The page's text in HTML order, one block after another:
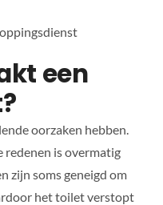
een
oorzaken hebben.
redenen is overmatig
zijn soms geneigd om
het toilet verstopt